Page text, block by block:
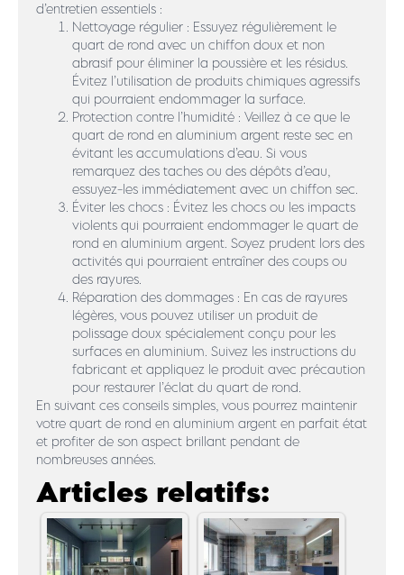
d’entretien essentiels :
Nettoyage régulier : Essuyez régulièrement le
quart de rond avec un chiffon doux et non
abrasif pour éliminer la poussière et les résidus.
Évitez l’utilisation de produits chimiques agressifs
qui pourraient endommager la surface.
Protection contre l’humidité : Veillez à ce que le
quart de rond en aluminium argent reste sec en
évitant les accumulations d’eau. Si vous
remarquez des taches ou des dépôts d’eau,
essuyez-les immédiatement avec un chiffon sec.
Éviter les chocs : Évitez les chocs ou les impacts
violents qui pourraient endommager le quart de
rond en aluminium argent. Soyez prudent lors des
activités qui pourraient entraîner des coups ou
des rayures.
Réparation des dommages : En cas de rayures
légères, vous pouvez utiliser un produit de
polissage doux spécialement conçu pour les
surfaces en aluminium. Suivez les instructions du
fabricant et appliquez le produit avec précaution
pour restaurer l’éclat du quart de rond.
En suivant ces conseils simples, vous pourrez maintenir
votre quart de rond en aluminium argent en parfait état
et profiter de son aspect brillant pendant de
nombreuses années.
Articles relatifs: